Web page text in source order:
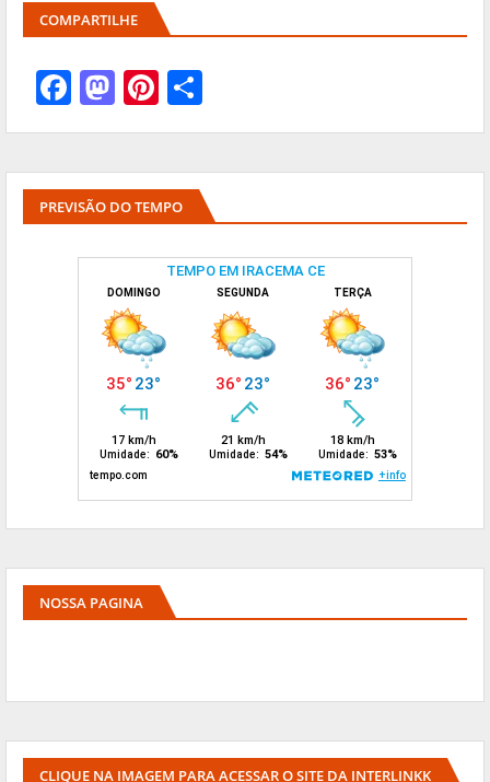
COMPARTILHE
PREVISÃO DO TEMPO
NOSSA PAGINA
CLIQUE NA IMAGEM PARA ACESSAR O SITE DA INTERLINKK